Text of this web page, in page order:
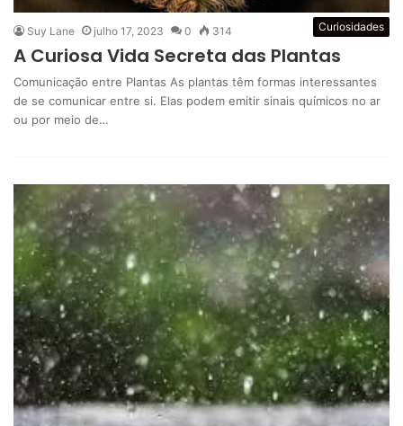
Curiosidades
Suy Lane julho 17, 2023 0 314
A Curiosa Vida Secreta das Plantas
Comunicação entre Plantas As plantas têm formas interessantes
de se comunicar entre si. Elas podem emitir sinais químicos no ar
ou por meio de…